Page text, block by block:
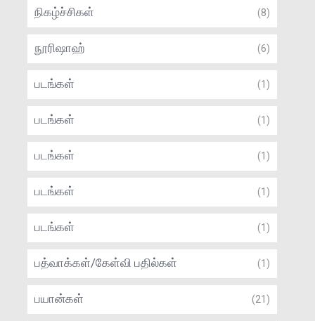
நிகழ்ச்சிகள் (8)
நூரிஷாஹ் (6)
படங்கள் (1)
படங்கள் (1)
படங்கள் (1)
படங்கள் (1)
படங்கள் (1)
பத்வாக்கள்/கேள்வி பதில்கள் (1)
பயான்கள் (21)